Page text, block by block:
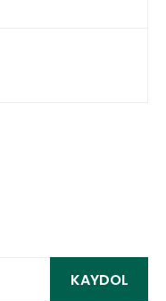
KAYDOL